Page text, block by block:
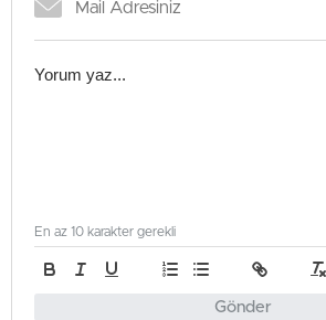
Gönder
En az 10 karakter gerekli